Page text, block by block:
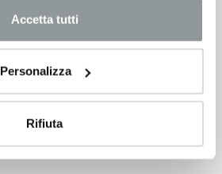
Accetta tutti
Personalizza
Rifiuta